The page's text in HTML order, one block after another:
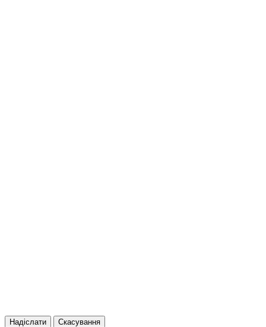
Надіслати Скасування